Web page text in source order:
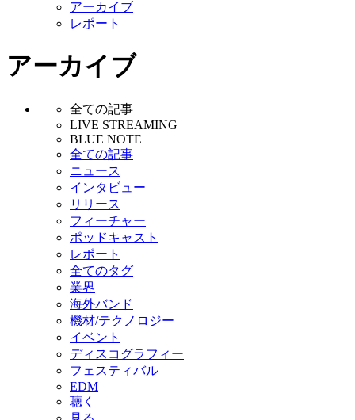
アーカイブ
レポート
アーカイブ
全ての記事
LIVE STREAMING
BLUE NOTE
全ての記事
ニュース
インタビュー
リリース
フィーチャー
ポッドキャスト
レポート
全てのタグ
業界
海外バンド
機材/テクノロジー
イベント
ディスコグラフィー
フェスティバル
EDM
聴く